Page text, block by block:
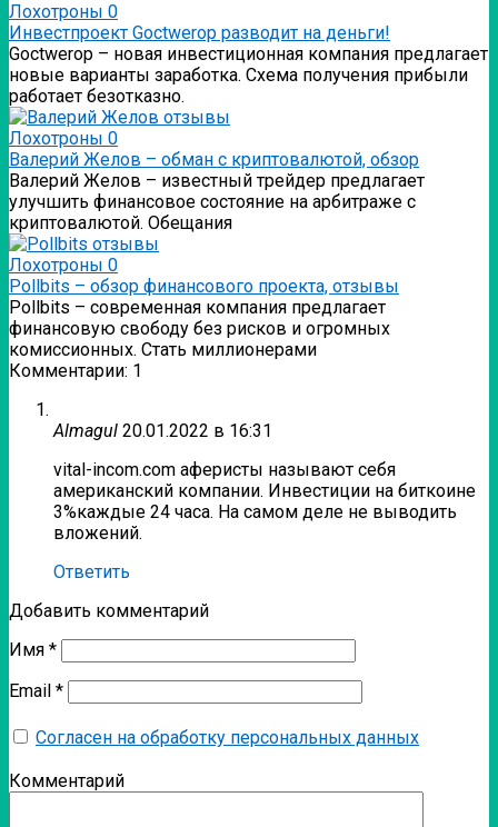
Лохотроны 0
Инвестпроект Goctwerop разводит на деньги!
Goctwerop – новая инвестиционная компания предлагает
новые варианты заработка. Схема получения прибыли
работает безотказно.
Лохотроны 0
Валерий Желов – обман с криптовалютой, обзор
Валерий Желов – известный трейдер предлагает
улучшить финансовое состояние на арбитраже с
криптовалютой. Обещания
Лохотроны 0
Pollbits – обзор финансового проекта, отзывы
Pollbits – современная компания предлагает
финансовую свободу без рисков и огромных
комиссионных. Стать миллионерами
Комментарии: 1
Almagul 20.01.2022 в 16:31
vital-incom.com аферисты называют себя
американский компании. Инвестиции на биткоине
3%каждые 24 часа. На самом деле не выводить
вложений.
Ответить
Добавить комментарий
Имя *
Email *
Согласен на обработку персональных данных
Комментарий